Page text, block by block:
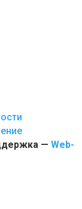
— Web-